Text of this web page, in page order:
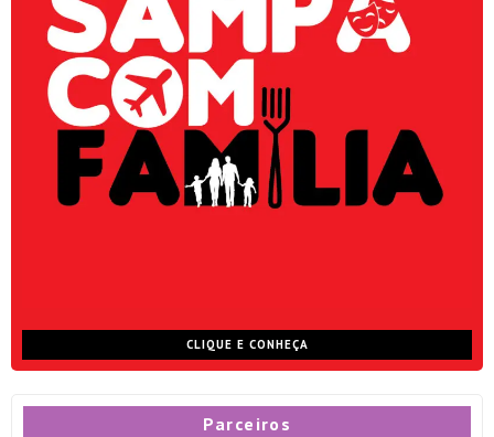
CLIQUE E CONHEÇA
Parceiros